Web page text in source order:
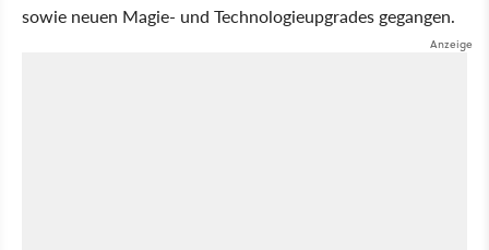
sowie neuen Magie- und Technologieupgrades gegangen.